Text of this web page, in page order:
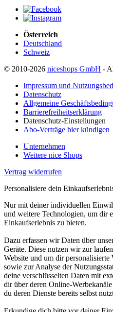
Österreich
Deutschland
Schweiz
© 2010-2026 niceshops GmbH -
Impressum und
Datenschutz
Allgemeine
Barrierefreiheitserklärung
Datenschutz-Einstellungen
Abo-Verträge hier kündigen
Unternehmen
Weitere nice Shops
Vertrag widerrufen
Personalisiere dein
Nur mit deiner individuellen
und weitere Technologien, um dir
Einkaufserlebnis zu bieten.
Dazu erfassen wir Daten über
Geräte. Diese nutzen wir zur
Website und um dir
sowie zur Analyse der
deine verschlüsselten Daten mit
dir über deren Online-
du deren Dienste bereits selbst